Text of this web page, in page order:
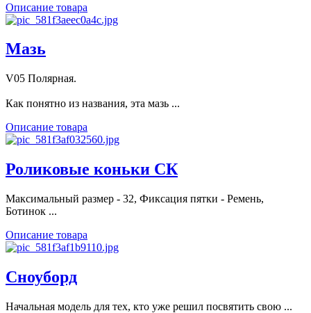
Описание товара
Мазь
V05 Полярная.
Как понятно из названия, эта мазь ...
Описание товара
Роликовые коньки СК
Максимальный размер - 32, Фиксация пятки - Ремень,
Ботинок ...
Описание товара
Сноуборд
Начальная модель для тех, кто уже решил посвятить свою ...